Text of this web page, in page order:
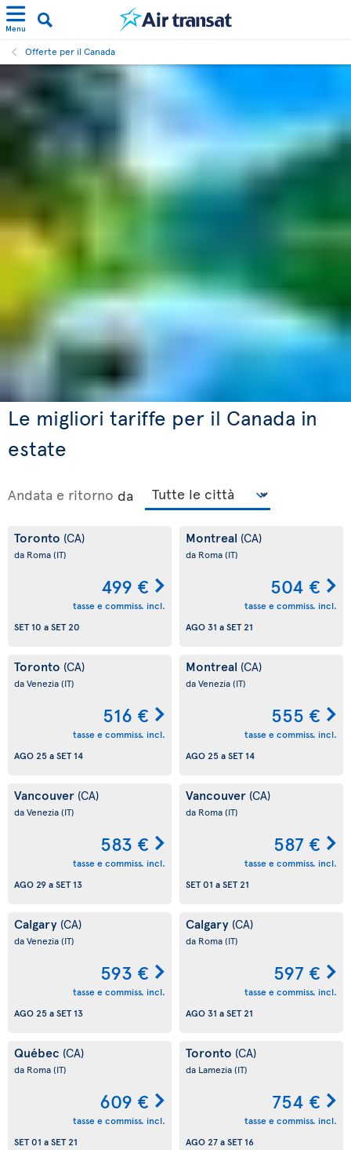
Menu
Offerte per il Canada
Le migliori tariffe per il Canada in
estate
Andata e ritorno da
Toronto (CA)
da Roma(IT)
499 €
tasse e commiss. incl.
SET 10 aSET 20
Montreal (CA)
da Roma(IT)
504 €
tasse e commiss. incl.
AGO 31 aSET 21
Toronto (CA)
da Venezia(IT)
516 €
tasse e commiss. incl.
AGO 25aSET 14
Montreal (CA)
da Venezia(IT)
555 €
tasse e commiss. incl.
AGO 25aSET 14
Vancouver (CA)
da Venezia(IT)
583 €
tasse e commiss. incl.
AGO 29aSET 13
Vancouver (CA)
da Roma(IT)
587 €
tasse e commiss. incl.
SET 01 aSET 21
Calgary (CA)
da Venezia(IT)
593 €
tasse e commiss. incl.
AGO 25aSET 13
Calgary (CA)
da Roma(IT)
597 €
tasse e commiss. incl.
AGO 31 aSET 21
Québec (CA)
da Roma(IT)
609 €
tasse e commiss. incl.
SET 01 aSET 21
Toronto (CA)
da Lamezia(IT)
754 €
tasse e commiss. incl.
AGO 27aSET 16